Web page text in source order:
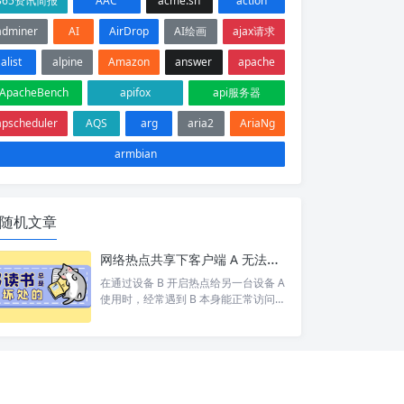
AI AirDrop AI绘画
ajax请求
alist
alpine Amazon answer
apache
apifox
api服务器
AQS arg aria2
AriaNg
armbian
随机文章
网络热点共享下客户端 A 无法访问目标设备 C 排查
在通过设备 B 开启热点给另一台设备 A
使用时，经常遇到 B 本身能正常访问网